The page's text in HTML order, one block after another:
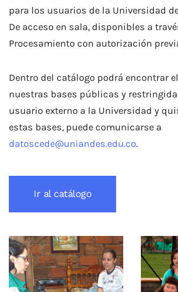
para los usuarios de la Universidad
De acceso en sala, disponibles a
Procesamiento con autorización
Dentro del catálogo podrá encontrar
nuestras bases públicas y
usuario externo a la Universidad y
estas bases, puede comunicarse a
datoscede@uniandes.edu.co.
Ir al catálogo